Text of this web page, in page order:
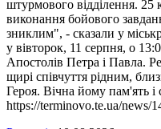
штурмового відділення. 25
виконання бойового
зниклим", - сказали у
у вівторок, 11 серпня, о
Апостолів Петра і Павла.
щирі співчуття рідним,
Героя. Вічна йому пам'ять і
https://terminovo.te.ua/news/